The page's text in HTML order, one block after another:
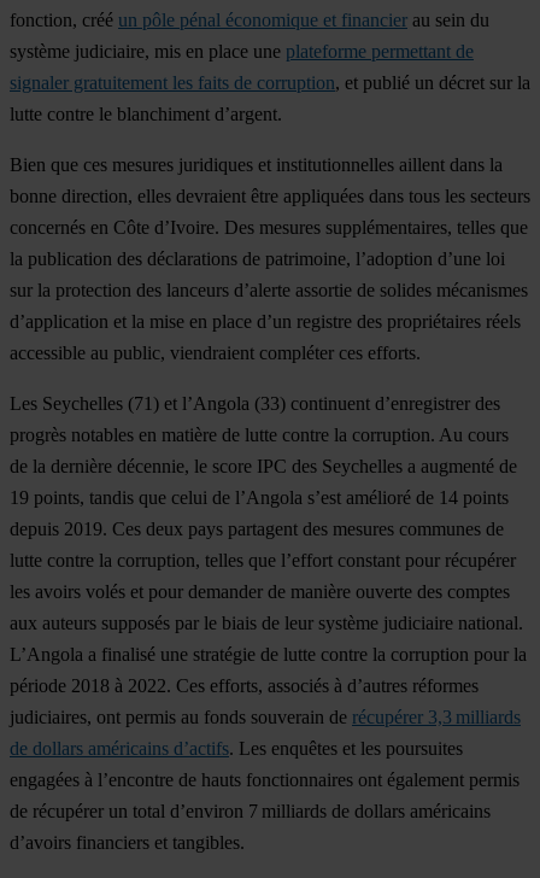
fonction, créé un pôle pénal économique et financier au sein du
système judiciaire, mis en place une plateforme permettant de
signaler gratuitement les faits de corruption, et publié un décret sur la
lutte contre le blanchiment d’argent.
Bien que ces mesures juridiques et institutionnelles aillent dans la
bonne direction, elles devraient être appliquées dans tous les secteurs
concernés en Côte d’Ivoire. Des mesures supplémentaires, telles que
la publication des déclarations de patrimoine, l’adoption d’une loi
sur la protection des lanceurs d’alerte assortie de solides mécanismes
d’application et la mise en place d’un registre des propriétaires réels
accessible au public, viendraient compléter ces efforts.
Les Seychelles (71) et l’Angola (33) continuent d’enregistrer des
progrès notables en matière de lutte contre la corruption. Au cours
de la dernière décennie, le score IPC des Seychelles a augmenté de
19 points, tandis que celui de l’Angola s’est amélioré de 14 points
depuis 2019. Ces deux pays partagent des mesures communes de
lutte contre la corruption, telles que l’effort constant pour récupérer
les avoirs volés et pour demander de manière ouverte des comptes
aux auteurs supposés par le biais de leur système judiciaire national.
L’Angola a finalisé une stratégie de lutte contre la corruption pour la
période 2018 à 2022. Ces efforts, associés à d’autres réformes
judiciaires, ont permis au fonds souverain de récupérer 3,3 milliards
de dollars américains d’actifs. Les enquêtes et les poursuites
engagées à l’encontre de hauts fonctionnaires ont également permis
de récupérer un total d’environ 7 milliards de dollars américains
d’avoirs financiers et tangibles.